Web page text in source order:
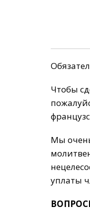
Чтобы
Мы
уплаты